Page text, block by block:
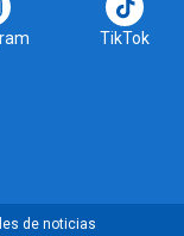
TikTok
de noticias